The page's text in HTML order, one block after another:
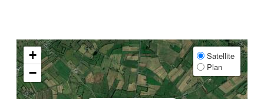
+
−
Satellite
Plan